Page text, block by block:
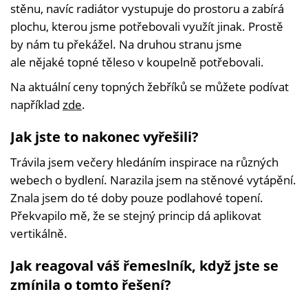
stěnu, navíc radiátor vystupuje do prostoru a zabírá
plochu, kterou jsme potřebovali využít jinak. Prostě
by nám tu překážel. Na druhou stranu jsme
ale nějaké topné těleso v koupelně potřebovali.
Na aktuální ceny topných žebříků se můžete podívat
například zde.
Jak jste to nakonec vyřešili?
Trávila jsem večery hledáním inspirace na různých
webech o bydlení. Narazila jsem na stěnové vytápění.
Znala jsem do té doby pouze podlahové topení.
Překvapilo mě, že se stejný princip dá aplikovat
vertikálně.
Jak reagoval váš řemeslník, když jste se
zmínila o tomto řešení?